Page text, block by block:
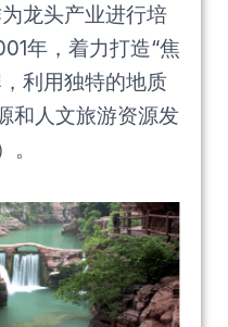
龙头产业进行培
年，着力打造“焦
利用独特的地质
和人文旅游资源发